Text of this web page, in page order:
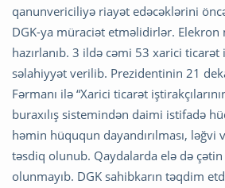
qanunvericiliyə riayət edəcəklərini
DGK-ya müraciət etməlidirlər.
hazırlanıb. 3 ildə cəmi 53 xarici ticarət
səlahiyyət verilib. Prezidentinin 21
Fərmanı ilə “Xarici ticarət
buraxılış sistemindən daimi istifadə
həmin hüququn dayandırılması, ləğvi
təsdiq olunub. Qaydalarda elə də
olunmayıb. DGK sahibkarın təqdim